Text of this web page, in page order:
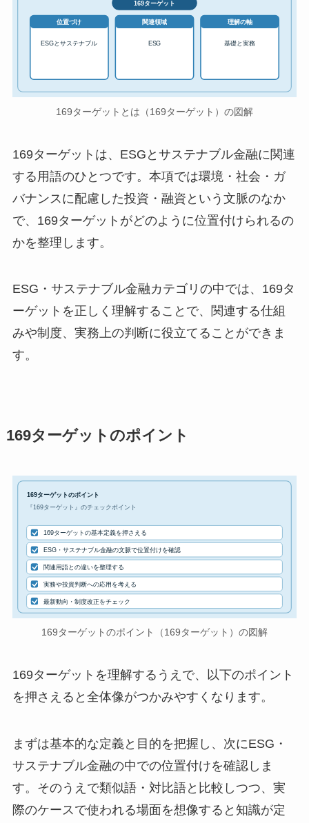
169ターゲット
位置づけ
ESGとサステナブル
関連領域
ESG
理解の軸
基礎と実務
169ターゲットとは（169ターゲット）の図解
169ターゲットは、ESGとサステナブル金融に関連
する用語のひとつです。本項では環境・社会・ガ
バナンスに配慮した投資・融資という文脈のなか
で、169ターゲットがどのように位置付けられるの
かを整理します。
ESG・サステナブル金融カテゴリの中では、169タ
ーゲットを正しく理解することで、関連する仕組
みや制度、実務上の判断に役立てることができま
す。
169ターゲットのポイント
169ターゲットのポイント
『169ターゲット』のチェックポイント
169ターゲットの基本定義を押さえる
ESG・サステナブル金融の文脈で位置付けを確認
関連用語との違いを整理する
実務や投資判断への応用を考える
最新動向・制度改正をチェック
169ターゲットのポイント（169ターゲット）の図解
169ターゲットを理解するうえで、以下のポイント
を押さえると全体像がつかみやすくなります。
まずは基本的な定義と目的を把握し、次にESG・
サステナブル金融の中での位置付けを確認しま
す。そのうえで類似語・対比語と比較しつつ、実
際のケースで使われる場面を想像すると知識が定